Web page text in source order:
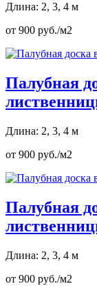
Длина: 2, 3, 4 м
от 900 руб./м2
Палубная
Длина: 2, 3, 4 м
от 900 руб./м2
Палубная
Длина: 2, 3, 4 м
от 900 руб./м2